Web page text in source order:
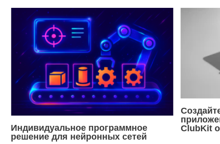
Индивидуальное программное
решение для нейронных сетей
ClubKit